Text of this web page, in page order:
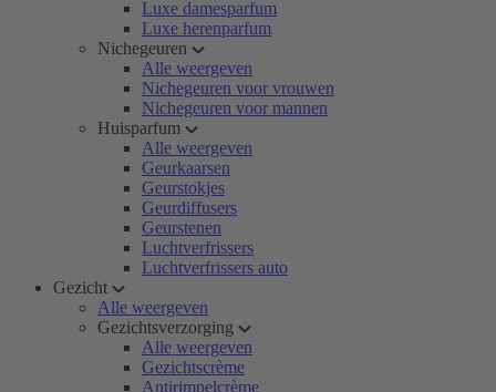
Luxe damesparfum
Luxe herenparfum
Nichegeuren
Alle weergeven
Nichegeuren voor vrouwen
Nichegeuren voor mannen
Huisparfum
Alle weergeven
Geurkaarsen
Geurstokjes
Geurdiffusers
Geurstenen
Luchtverfrissers
Luchtverfrissers auto
Gezicht
Alle weergeven
Gezichtsverzorging
Alle weergeven
Gezichtscrème
Antirimpelcrème